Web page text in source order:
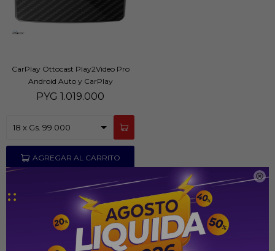

CarPlay Ottocast Play2Video Pro
Android Auto y CarPlay
Inalámbrico
PYG 1.019.000